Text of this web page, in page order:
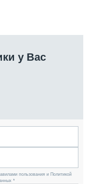
у Вас
пользования и Политикой
*